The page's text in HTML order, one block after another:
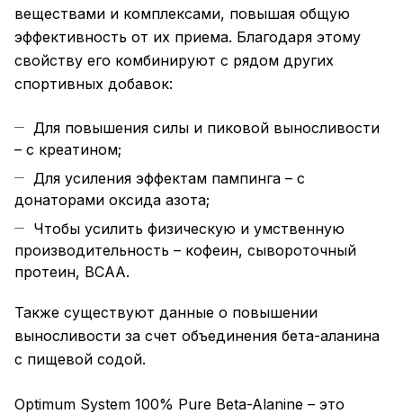
веществами и комплексами, повышая общую
эффективность от их приема. Благодаря этому
свойству его комбинируют с рядом других
спортивных добавок:
Для повышения силы и пиковой выносливости
– с креатином;
Для усиления эффектам пампинга – с
донаторами оксида азота;
Чтобы усилить физическую и умственную
производительность – кофеин, сывороточный
протеин, BCAA.
Также существуют данные о повышении
выносливости за счет объединения бета-аланина
с пищевой содой.
Optimum System 100% Pure Beta-Alanine – это